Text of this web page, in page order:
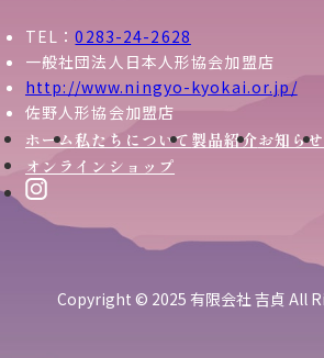
TEL：0283-24-2628
一般社団法人日本人形協会加盟店
http://www.ningyo-kyokai.or.jp/
佐野人形協会加盟店
ホーム私たちについて 製品紹介お知らせ
オンラインショップ
Copyright © 2025 有限会社 吉貞 All